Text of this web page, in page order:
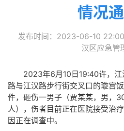
情况
发布时间：2023-06-10 22:00
汉区应急管
2023年6月10日19:40许，
路与江汉路步行街交叉口的璇宫
件，砸伤一男子（贾某某，男，
人），伤者目前正在医院接受治
因正在调查中。